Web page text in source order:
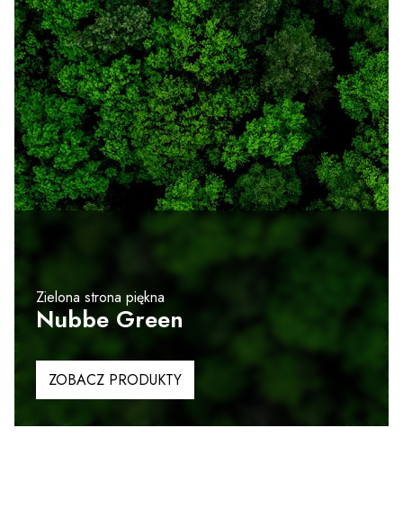
Zielona strona piękna
Nubbe Green
ZOBACZ PRODUKTY